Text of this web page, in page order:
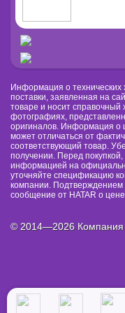
Информация о технических
поставки, заявленная на
товаре и носит
фотографиях,
оригиналов. Информация о
может отличаться от
соответствующий товар.
получении. Перед
информацией на
уточняйте спецификацию
компании. Подтверждением
сообщение от HATAR о цене
© 2014—2026 Компания